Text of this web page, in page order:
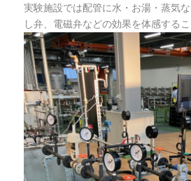
実験施設では配管に水・お湯・蒸気
し弁、電磁弁などの効果を体感するこ